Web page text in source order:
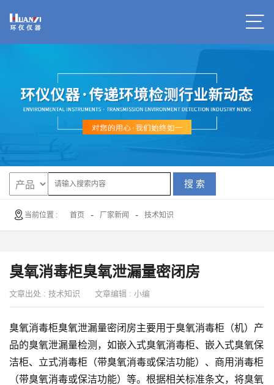
搜 索
当前位置 : 首页 - 厂家新闻 - 技术知识
臭氧消毒柜臭氧泄漏量密闭房
文章出处 : 技术知识 文章编辑 : 小编
臭氧消毒柜臭氧泄漏量密闭房主要用于臭氧消毒柜（机）产
品的臭氧泄漏量检测，如嵌入式臭氧消毒柜、嵌入式臭氧保
洁柜、立式消毒柜（带臭氧消毒或保洁功能）、商用消毒柜
（带臭氧消毒或保洁功能）等。根据相关标准条文，将臭氧